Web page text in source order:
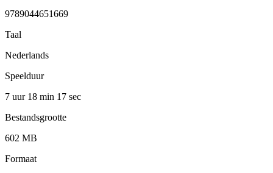
9789044651669
Taal
Nederlands
Speelduur
7 uur 18 min 17 sec
Bestandsgrootte
602 MB
Formaat